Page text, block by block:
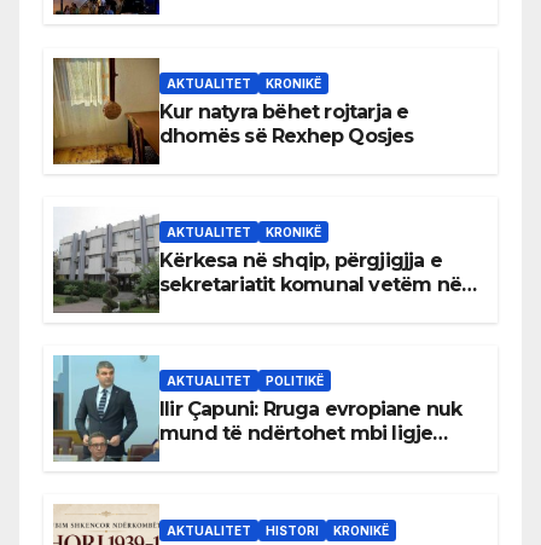
AKTUALITET KRONIKË
Kur natyra bëhet rojtarja e
dhomës së Rexhep Qosjes
AKTUALITET KRONIKË
Kërkesa në shqip, përgjigjja e
sekretariatit komunal vetëm në
AKTUALITET POLITIKË
Ilir Çapuni: Rruga evropiane nuk
mund të ndërtohet mbi ligje
AKTUALITET HISTORI KRONIKË